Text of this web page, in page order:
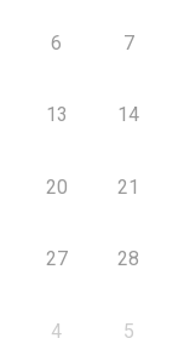
6 7
13 14
20 21
27 28
4 5